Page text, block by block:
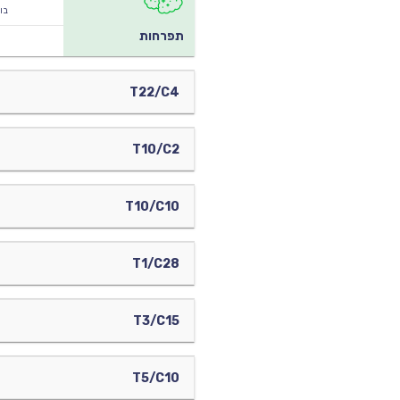
תפרחות
T22/C4
T10/C2
T10/C10
T1/C28
T3/C15
T5/C10